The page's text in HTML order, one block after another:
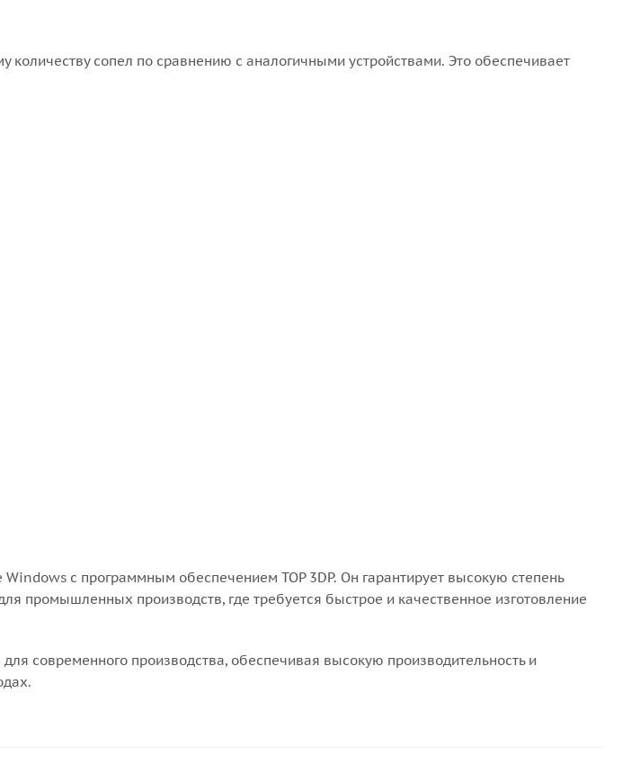
сопел по сравнению с аналогичными устройствами. Это обеспечивает
с программным обеспечением TOP 3DP. Он гарантирует высокую степень
промышленных производств, где требуется быстрое и качественное изготовление
современного производства, обеспечивая высокую производительность и